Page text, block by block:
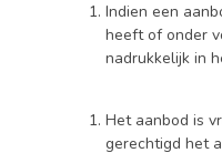
Indien een
heeft of onder
nadrukkelijk in
Het aanbod is
gerechtigd het